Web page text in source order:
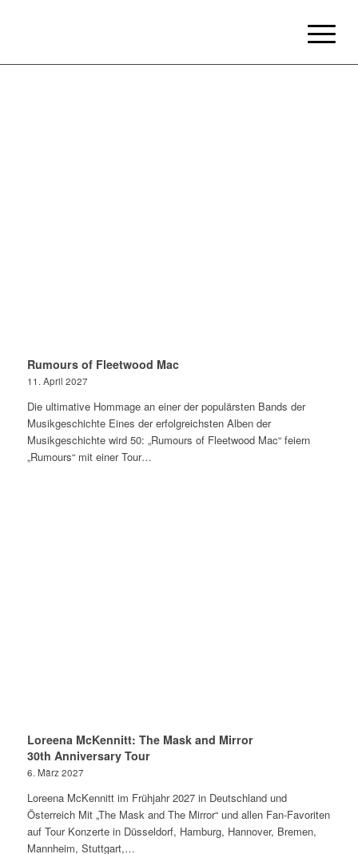
Rumours of Fleetwood Mac
11. April 2027
Die ultimative Hommage an einer der populärsten Bands der
Musikgeschichte Eines der erfolgreichsten Alben der
Musikgeschichte wird 50: „Rumours of Fleetwood Mac“ feiern
„Rumours“ mit einer Tour…
Loreena McKennitt: The Mask and Mirror
30th Anniversary Tour
6. März 2027
Loreena McKennitt im Frühjahr 2027 in Deutschland und
Österreich Mit „The Mask and The Mirror“ und allen Fan-Favoriten
auf Tour Konzerte in Düsseldorf, Hamburg, Hannover, Bremen,
Mannheim, Stuttgart,…